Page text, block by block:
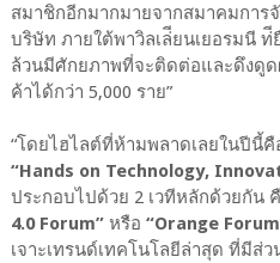
สมาชิกอีกมากมายจากสมาคมการ
บริษัท ภายใต้พาวิลเล่ียนเยอรมนี ท่ี
ล้วนมีศักยภาพที่จะติดต่อและดึงดู
ค้าได้กว่า 5,000 ราย”
“โดยไฮไลต์ที่ห้ามพลาดเลยในปีนี้
“Hands on Technology,
ประกอบไปด้วย 2 เวทีหลักด้วยกัน
4.0 Forum”หรือ “Orange
เจาะเทรนด์เทคโนโลยีล่าสุด ที่มีส่